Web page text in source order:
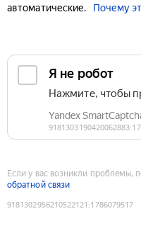
автоматические.
Почему
Если у вас возникли проблемы,
обратной связи
9181302956210522121 :1786079517